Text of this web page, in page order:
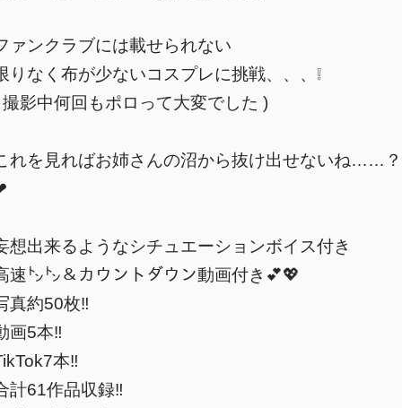
ァンクラブには載せられない
りなく布が少ないコスプレに挑戦、、、❕
撮影中何回もポロって大変でした )
れを見ればお姉さんの沼から抜け出せないね……？
想出来るようなシチュエーションボイス付き
速㌧㌧＆カウントダウン動画付き💕💖
真約50枚‼️
画5本‼️
本‼️
計61作品収録‼️